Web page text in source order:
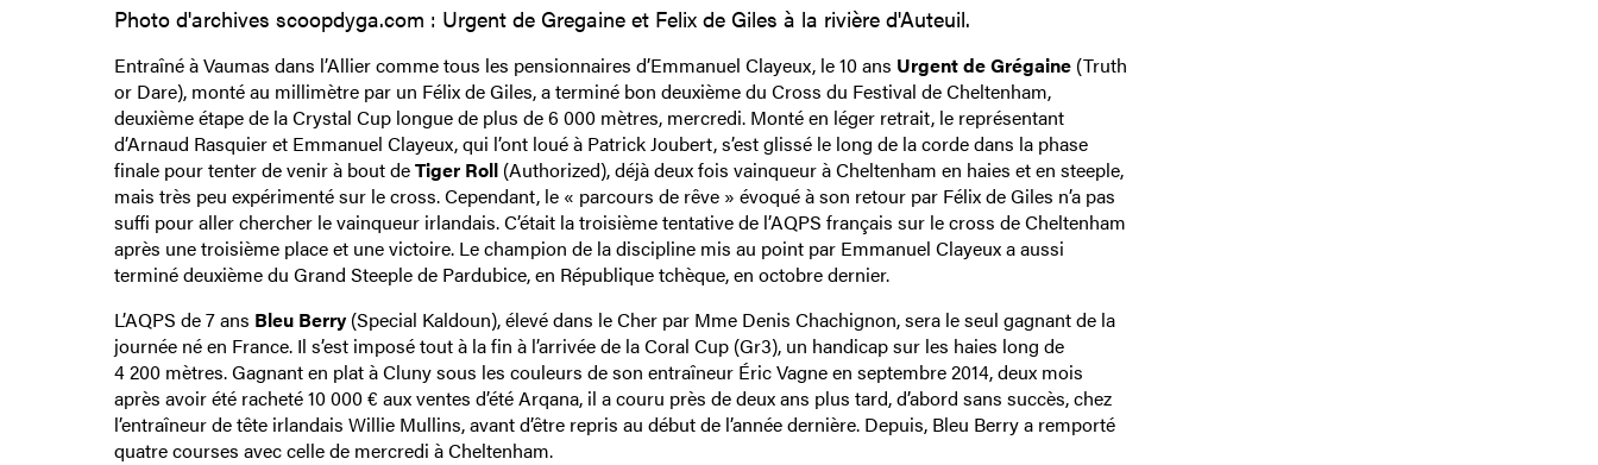
Photo d'archives scoopdyga.com : Urgent de Gregaine et Felix de Giles à la rivière d'Auteuil.
Entraîné à Vaumas dans l’Allier comme tous les pensionnaires d’Emmanuel Clayeux, le 10 ans Urgent de Grégaine(Truth
or Dare), monté au millimètre par un Félix de Giles, a terminé bon deuxième du Cross du Festival de Cheltenham,
deuxième étape de la Crystal Cup longue de plus de 6 000 mètres, mercredi. Monté en léger retrait, le représentant
d’Arnaud Rasquier et Emmanuel Clayeux, qui l’ont loué à Patrick Joubert, s’est glissé le long de la corde dans la phase
finale pour tenter de venir à bout deTiger Roll(Authorized), déjà deux fois vainqueur à Cheltenham en haies et en steeple,
mais très peu expérimenté sur le cross. Cependant, le « parcours de rêve » évoqué à son retour par Félix de Giles n’a pas
suffi pour aller chercher le vainqueur irlandais. C’était la troisième tentative de l’AQPS français sur le cross de Cheltenham
après une troisième place et une victoire. Le champion de la discipline mis au point par Emmanuel Clayeux a aussi
terminé deuxième du Grand Steeple de Pardubice, en République tchèque, en octobre dernier.
L’AQPS de 7 ans Bleu Berry(Special Kaldoun), élevé dans le Cher par Mme Denis Chachignon, sera le seul gagnant de la
journée né en France. Il s’est imposé tout à la fin à l’arrivée de la Coral Cup (Gr3), un handicap sur les haies long de
4 200 mètres. Gagnant en plat à Cluny sous les couleurs de son entraîneur Éric Vagne en septembre 2014, deux mois
après avoir été racheté 10 000 € aux ventes d’été Arqana, il a couru près de deux ans plus tard, d’abord sans succès, chez
l’entraîneur de tête irlandais Willie Mullins, avant d’être repris au début de l’année dernière. Depuis, Bleu Berry a remporté
quatre courses avec celle de mercredi à Cheltenham.